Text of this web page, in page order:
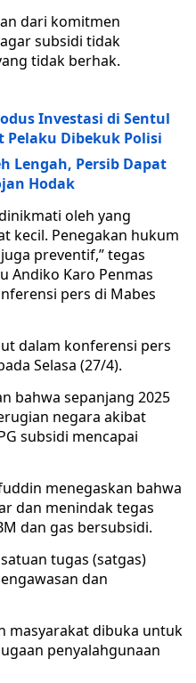
dari komitmen
subsidi tidak
tidak berhak.
Investasi di Sentul
Pelaku Dibekuk Polisi
Lengah, Persib Dapat
Hodak
oleh yang
kecil. Penegakan hukum
preventif,” tegas
Andiko Karo Penmas
pers di Mabes
dalam konferensi pers
Selasa (27/4).
bahwa sepanjang 2025
negara akibat
subsidi mencapai
menegaskan bahwa
dan menindak tegas
dan gas bersubsidi.
tugas (satgas)
dan
masyarakat dibuka untuk
penyalahgunaan